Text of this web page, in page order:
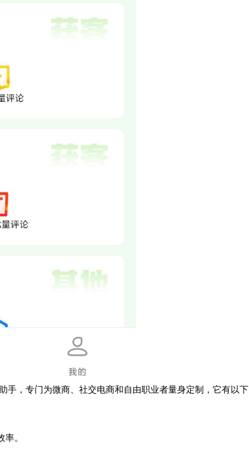
手，专门为微商、社交电商和自由职业者量身定制，它有以下
率。